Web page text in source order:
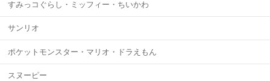
すみっコぐらし・ミッフィー・ちいかわ
サンリオ
ポケットモンスター・マリオ・ドラえもん
スヌーピー